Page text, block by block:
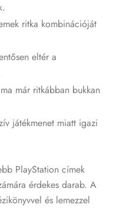
ritka kombinációját
eltér a
már ritkábban bukkan
játékmenet miatt igazi
PlayStation címek
érdekes darab. A
és lemezzel